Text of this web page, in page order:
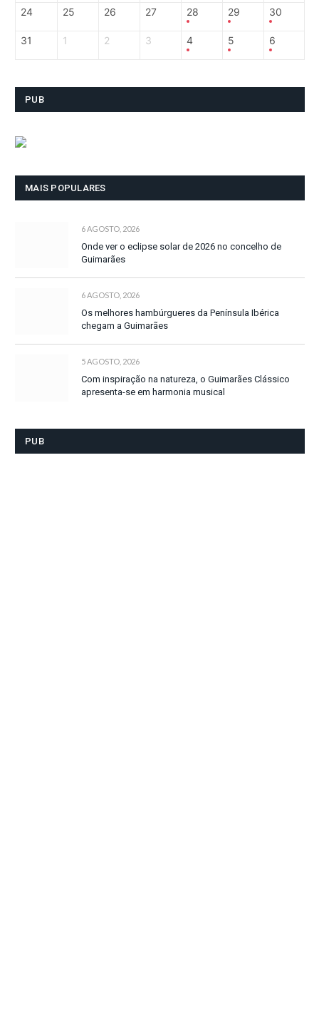
24 25 26 27 28 29 30
31 1 2 3 4 5 6
PUB
MAIS POPULARES
6 AGOSTO, 2026
Onde ver o eclipse solar de 2026 no concelho de
Guimarães
6 AGOSTO, 2026
Os melhores hambúrgueres da Península Ibérica
chegam a Guimarães
5 AGOSTO, 2026
Com inspiração na natureza, o Guimarães Clássico
apresenta-se em harmonia musical
PUB